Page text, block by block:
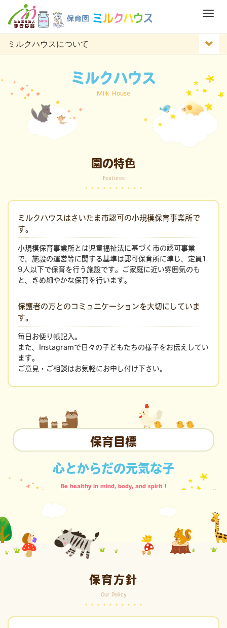
M
n
u
ミルクハウスについて
ミルクハウス
Milk House
園の特色
Features
ミルクハウスはさいたま市認可の小規模保育事業所で
す。
小規模保育事業所とは児童福祉法に基づく市の認可事業
で、施設の運営等に関する基準は認可保育所に準じ、定員1
9人以下で保育を行う施設です。ご家庭に近い雰囲気のも
と、きめ細やかな保育を行います。
保護者の方とのコミュニケーションを大切にしていま
す。
毎日お便り帳記入。
また、Instagramで日々の子どもたちの様子をお伝えしてい
ます。
ご意見・ご相談はお気軽にお申し付け下さい。
保育目標
心とからだの元気な子
Be healthy in mind, body, and spirit !
保育方針
Our Policy